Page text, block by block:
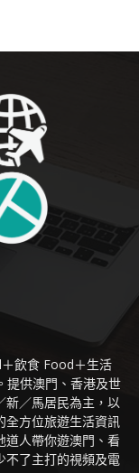
飲食 Food＋生活
提供澳門、香港及世
新／馬居民為主，以
全方位旅遊生活資訊
道人帶你遊澳門、看
不了主打的視頻及電